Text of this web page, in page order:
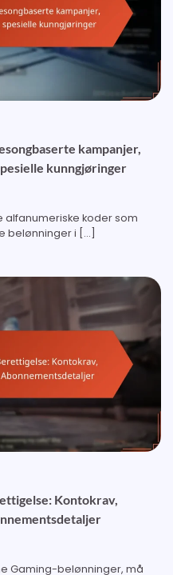
kampanjer,
kunngjøringer
alfanumeriske koder som
belønninger i […]
Kontokrav,
Gaming-belønninger, må